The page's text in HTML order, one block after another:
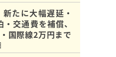
新たに大幅遅延・
交通費を補償、
国際線2万円まで